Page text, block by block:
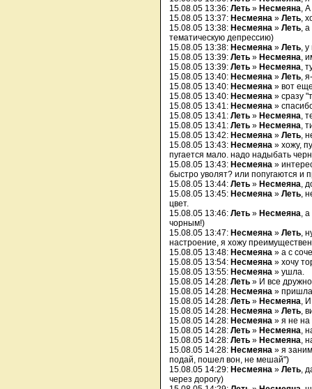
15.08.05 13:36: Леть » Несмеяна, А
15.08.05 13:37: Несмеяна » Леть,
15.08.05 13:38: Несмеяна » Леть,
тематическую депрессию)
15.08.05 13:38: Несмеяна » Леть, у
15.08.05 13:39: Леть » Несмеяна,
15.08.05 13:39: Леть » Несмеяна,
15.08.05 13:40: Несмеяна » Леть,
15.08.05 13:40: Несмеяна » вот
15.08.05 13:40: Несмеяна » сразу
15.08.05 13:41: Несмеяна »
15.08.05 13:41: Леть » Несмеяна,
15.08.05 13:41: Леть » Несмеяна,
15.08.05 13:42: Несмеяна » Леть,
15.08.05 13:43: Несмеяна » хожу,
пугается мало. надо надыбать
15.08.05 13:43: Несмеяна »
быстро уволят? или попугаются и
15.08.05 13:44: Леть » Несмеяна,
15.08.05 13:45: Несмеяна » Леть,
цвет.
15.08.05 13:46: Леть » Несмеяна,
чорным!)
15.08.05 13:47: Несмеяна » Леть,
настроение, я хожу
15.08.05 13:48: Несмеяна » а с
15.08.05 13:54: Несмеяна » хочу
15.08.05 13:55: Несмеяна » ушла.
15.08.05 14:28: Леть » И все
15.08.05 14:28: Несмеяна »
15.08.05 14:28: Леть » Несмеяна,
15.08.05 14:28: Несмеяна » Леть,
15.08.05 14:28: Несмеяна » я не
15.08.05 14:28: Леть » Несмеяна,
15.08.05 14:28: Леть » Несмеяна,
15.08.05 14:28: Несмеяна » я
подай, пошел вон, не мешай")
15.08.05 14:29: Несмеяна » Леть,
через дорогу)